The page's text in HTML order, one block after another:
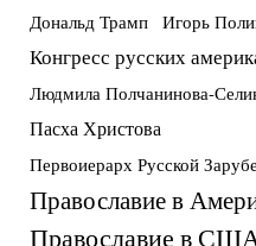
Дональд Трамп Игорь
Конгресс русских
Людмила Полчанинова-
Пасха Христова
Первоиерарх Русской
Православие в
Православие в